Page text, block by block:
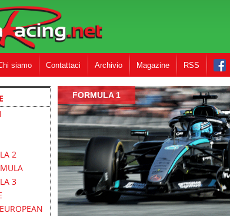
siamo Contattaci Archivio Magazine RSS
2
3
FORMULA 1